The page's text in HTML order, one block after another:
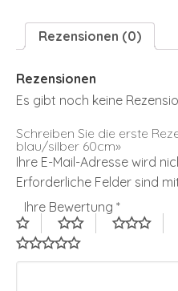
Rezensionen (0)
Rezensionen
Es gibt noch keine
Schreiben Sie die erste
blau/silber 60cm»
Ihre E-Mail-Adresse wird
Erforderliche Felder sind
Ihre Bewertung *